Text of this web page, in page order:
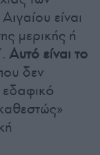
είναι
μερικής ή
Αυτό είναι το
δεν
εδαφικό